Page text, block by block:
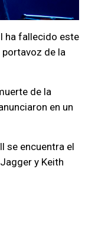
ha fallecido este
de la
de la
en un
se encuentra el
y Keith